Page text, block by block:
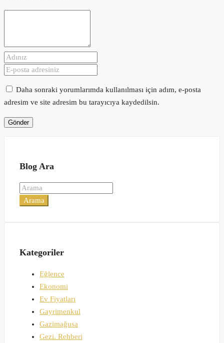
Daha sonraki yorumlarımda kullanılması için adım, e-posta
adresim ve site adresim bu tarayıcıya kaydedilsin.
Blog Ara
Arama
Kategoriler
Eğlence
Ekonomi
Ev Fiyatları
Gayrimenkul
Gazimağusa
Gezi. Rehberi